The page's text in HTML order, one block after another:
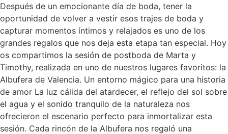
Después de un emocionante día de boda, tener la
oportunidad de volver a vestir esos trajes de boda y
capturar momentos íntimos y relajados es uno de los
grandes regalos que nos deja esta etapa tan especial. Hoy
os compartimos la sesión de postboda de Marta y
Timothy, realizada en uno de nuestros lugares favoritos: la
Albufera de Valencia. Un entorno mágico para una historia
de amor La luz cálida del atardecer, el reflejo del sol sobre
el agua y el sonido tranquilo de la naturaleza nos
ofrecieron el escenario perfecto para inmortalizar esta
sesión. Cada rincón de la Albufera nos regaló una